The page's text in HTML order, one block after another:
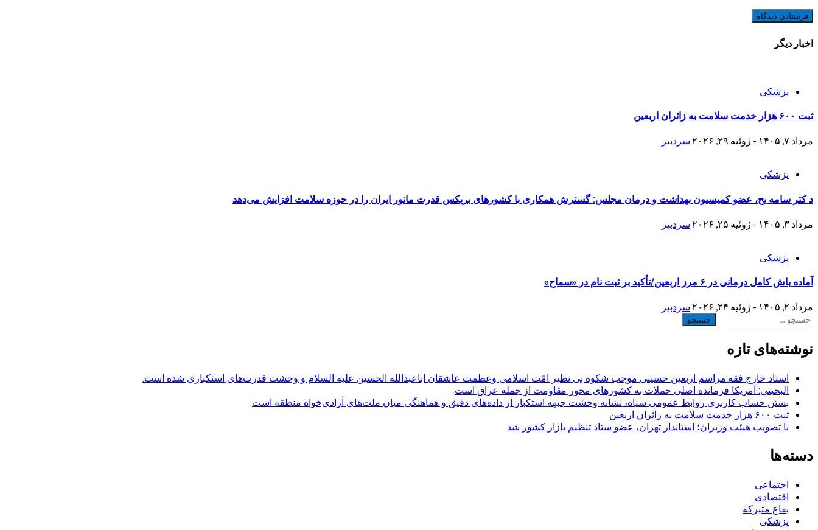
اخبار دیگر
پزشکی
ثبت ۶۰۰ هزار خدمت سلامت به زائران اربعین
مرداد ۷, ۱۴۰۵ - ژوئیه ۲۹, ۲۰۲۶ سردبیر
پزشکی
د کتر سامه یح، عضو کمیسیون بهداشت و درمان مجلس: گسترش همکاری با کشورهای بریکس قدرت مانور ایران را در حوزه سلامت افزایش می‌دهد
مرداد ۳, ۱۴۰۵ - ژوئیه ۲۵, ۲۰۲۶ سردبیر
پزشکی
آماده باش کامل درمانی در ۶ مرز اربعین/تأکید بر ثبت نام در «سماح»
مرداد ۲, ۱۴۰۵ - ژوئیه ۲۴, ۲۰۲۶
سردبیر
جستجو
نوشته‌های تازه
استاد خارج فقه:مراسم اربعین حسینی موجب شکوه بی نظیر امّت اسلامی وعظمت عاشقان اباعبدالله الحسین علیه السلام و وحشت قدرت‌های استکباری شده است.
البخیتی: آمریکا فرمانده اصلی حملات به کشورهای محور مقاومت از جمله عراق است
بستن حساب کاربری روابط عمومی سپاه، نشانه‌ وحشت جبهه استکبار از داده‌های دقیق و هماهنگی میان ملت‌های آزادی‌خواه منطقه است
ثبت ۶۰۰ هزار خدمت سلامت به زائران اربعین
با تصویب هیئت وزیران؛ استاندار تهران، عضو ستاد تنظیم بازار کشور شد
دسته‌ها
اجتماعی
اقتصادی
بقاع متبرکه
پزشکی